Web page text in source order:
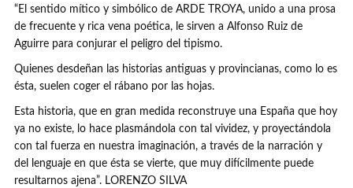
“El sentido mítico y simbólico de ARDE TROYA, unido a una prosa
de frecuente y rica vena poética, le sirven a Alfonso Ruiz de
Aguirre para conjurar el peligro del tipismo.
Quienes desdeñan las historias antiguas y provincianas, como lo es
ésta, suelen coger el rábano por las hojas.
Esta historia, que en gran medida reconstruye una España que hoy
ya no existe, lo hace plasmándola con tal vividez, y proyectándola
con tal fuerza en nuestra imaginación, a través de la narración y
del lenguaje en que ésta se vierte, que muy difícilmente puede
resultarnos ajena”. LORENZO SILVA